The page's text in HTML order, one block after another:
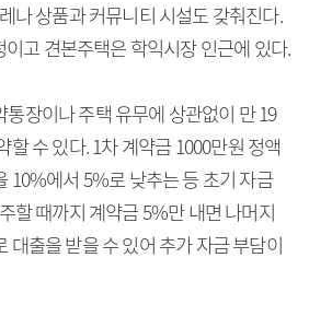
나 상품과 커뮤니티 시설도 갖춰진다.
고 견본주택은 학익시장 인근에 있다.
장이나 주택 유무에 상관없이 만 19
할 수 있다. 1차 계약금 1000만원 정액
10%에서 5%로 낮추는 등 초기 자금
할 때까지 계약금 5%만 내면 나머지
대출을 받을 수 있어 추가 자금 부담이